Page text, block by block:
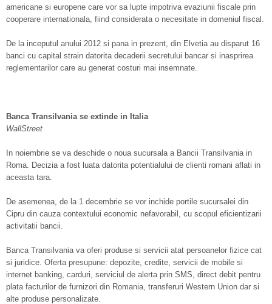
americane si europene care vor sa lupte impotriva evaziunii fiscale prin
cooperare internationala, fiind considerata o necesitate in domeniul fiscal.
De la inceputul anului 2012 si pana in prezent, din Elvetia au disparut 16
banci cu capital strain datorita decaderii secretului bancar si inasprirea
reglementarilor care au generat costuri mai insemnate.
Banca Transilvania se extinde in Italia
WallStreet
In noiembrie se va deschide o noua sucursala a Bancii Transilvania in
Roma. Decizia a fost luata datorita potentialului de clienti romani aflati in
aceasta tara.
De asemenea, de la 1 decembrie se vor inchide portile sucursalei din
Cipru din cauza contextului economic nefavorabil, cu scopul eficientizarii
activitatii bancii.
Banca Transilvania va oferi produse si servicii atat persoanelor fizice cat
si juridice. Oferta presupune: depozite, credite, servicii de mobile si
internet banking, carduri, serviciul de alerta prin SMS, direct debit pentru
plata facturilor de furnizori din Romania, transferuri Western Union dar si
alte produse personalizate.